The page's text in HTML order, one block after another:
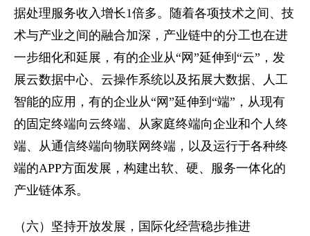
据处理服务收入增长1倍多。随着各项技术之间、技
术与产业之间的融合加深，产业链中的分工也在进
一步细化和延展，有的企业从“网”延伸到“云”，发
展云数据中心、云操作系统以及拓展大数据、人工
智能的应用，有的企业从“网”延伸到“端”，从现有
的固定终端向云终端、从家庭终端向企业和个人终
端、从通信终端向物联网终端，以及运行于各种终
端的APP方面发展，构建出软、硬、服务一体化的
产业链体系。
（六）坚持开放发展，国际化经营稳步推进